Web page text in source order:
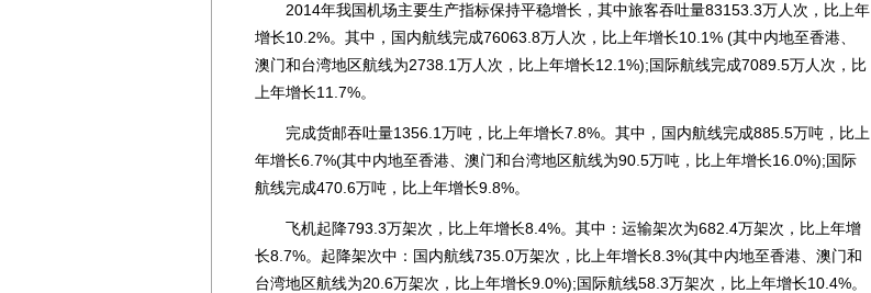
2014年我国机场主要生产指标保持平稳增长，其中旅客吞吐量83153.3万人次，比上年
增长10.2%。其中，国内航线完成76063.8万人次，比上年增长10.1% (其中内地至香港、
澳门和台湾地区航线为2738.1万人次，比上年增长12.1%);国际航线完成7089.5万人次，比
上年增长11.7%。
完成货邮吞吐量1356.1万吨，比上年增长7.8%。其中，国内航线完成885.5万吨，比上
年增长6.7%(其中内地至香港、澳门和台湾地区航线为90.5万吨，比上年增长16.0%);国际
航线完成470.6万吨，比上年增长9.8%。
飞机起降793.3万架次，比上年增长8.4%。其中：运输架次为682.4万架次，比上年增
长8.7%。起降架次中：国内航线735.0万架次，比上年增长8.3%(其中内地至香港、澳门和
台湾地区航线为20.6万架次，比上年增长9.0%);国际航线58.3万架次，比上年增长10.4%。